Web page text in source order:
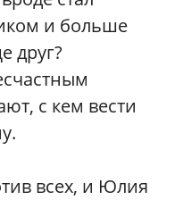
и больше
друг?
с кем вести
всех, и Юлия